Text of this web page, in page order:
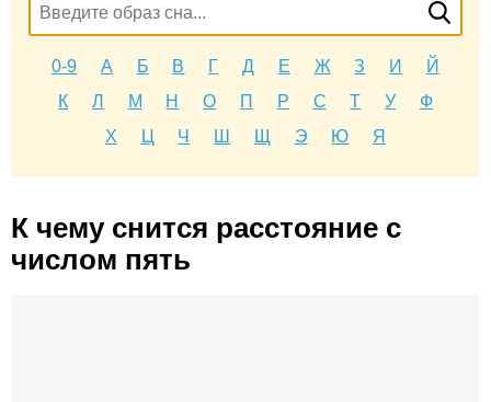
0-9 А Б В Г Д Е Ж З И
Й
К
Л М Н О П Р С Т У
Ф
Х
Ц Ч Ш Щ Э Ю Я
К чему снится расстояние с
числом пять